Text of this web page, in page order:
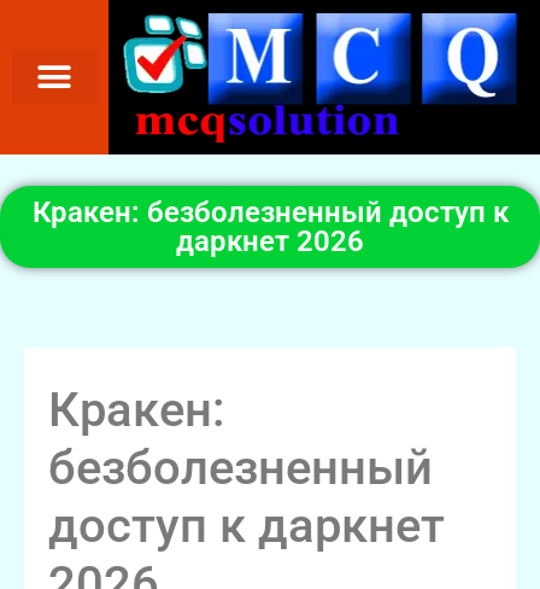
Кракен: безболезненный доступ к
даркнет 2026
Кракен:
безболезненный
доступ к даркнет